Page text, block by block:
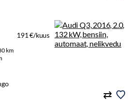
191 €/kuus
km